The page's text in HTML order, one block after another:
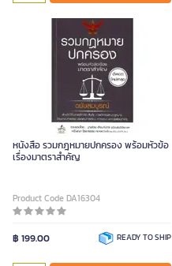
หนังสือ รวมกฎหมายปกครอง พร้อมหัวข้อ
เรื่องมาตราสำคัญ
Product Code DA16304
฿ 199.00 READY TO SHIP